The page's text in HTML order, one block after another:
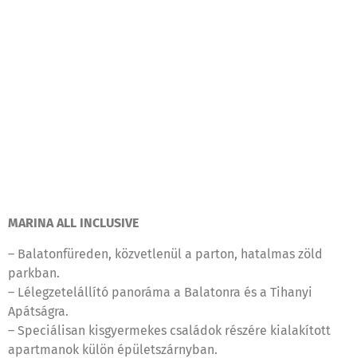
MARINA ALL INCLUSIVE
– Balatonfüreden, közvetlenül a parton, hatalmas zöld
parkban.
– Lélegzetelállító panoráma a Balatonra és a Tihanyi
Apátságra.
– Speciálisan kisgyermekes családok részére kialakított
apartmanok külön épületszárnyban.